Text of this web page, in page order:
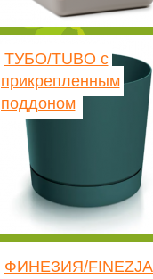
ТУБО/TUBO с
прикрепленным
поддоном
ФИНЕЗИЯ/FINEZJA